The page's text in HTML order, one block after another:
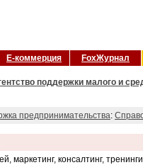
Е-коммерция FoxЖурнал
поддержки малого и
предпринимательства:
консалтинг,